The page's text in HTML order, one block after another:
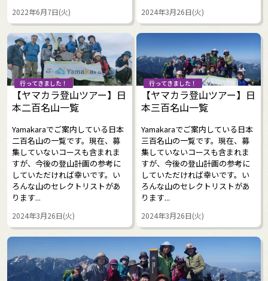
2022年6月7日(火) 2024年3月26日(火)
行ってきました！
【ヤマカラ登山ツアー】日
本二百名山一覧
Yamakaraでご案内している日本
二百名山の一覧です。現在、募
集していないコースも含まれま
すが、今後の登山計画の参考に
していただければ幸いです。い
ろんな山のセレクトリストがあ
ります...
2024年3月26日(火)
行ってきました！
【ヤマカラ登山ツアー】日
本三百名山一覧
Yamakaraでご案内している日本
三百名山の一覧です。現在、募
集していないコースも含まれま
すが、今後の登山計画の参考に
していただければ幸いです。い
ろんな山のセレクトリストがあ
ります...
2024年3月26日(火)